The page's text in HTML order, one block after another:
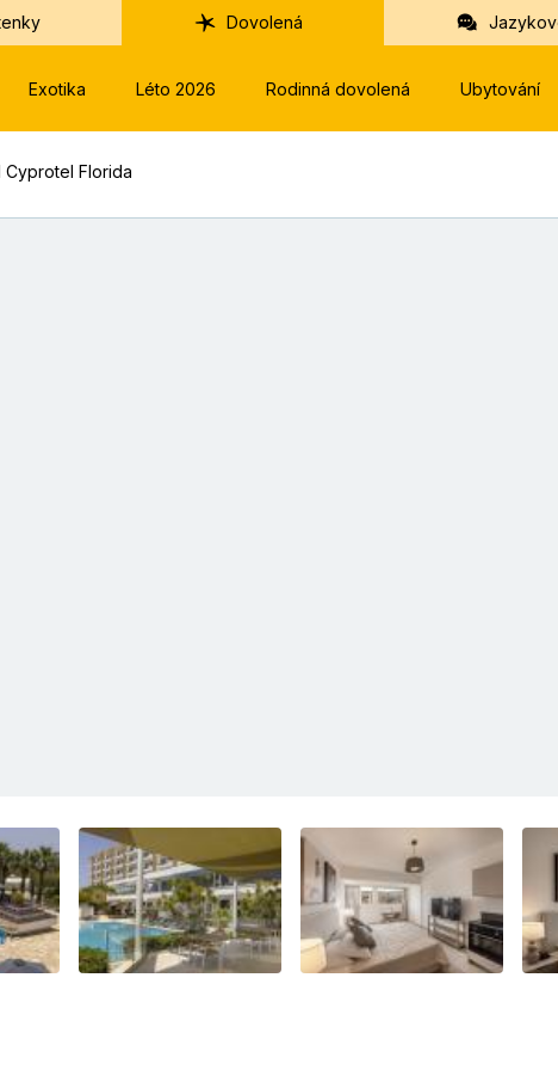
Dovolená
Exotika Léto 2026 Rodinná dovolená Ubytování
Cyprotel Florida